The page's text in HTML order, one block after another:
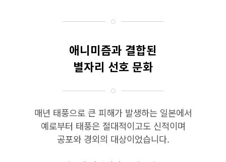
애니미즘과 결합된
별자리 선호 문화
매년 태풍으로 큰 피해가 발생하는 일본에서
예로부터 태풍은 절대적이고도 신적이며
공포와 경외의 대상이었습니다.